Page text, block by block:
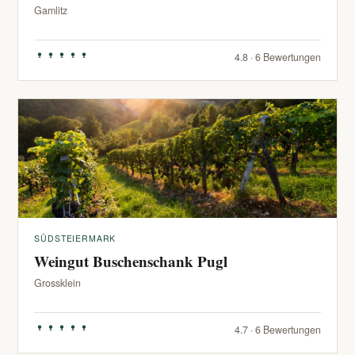
Gamlitz
4.8 · 6 Bewertungen
SÜDSTEIERMARK
Weingut Buschenschank Pugl
Grossklein
4.7 · 6 Bewertungen